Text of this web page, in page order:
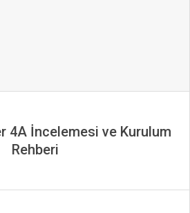
4A İncelemesi ve Kurulum
Rehberi